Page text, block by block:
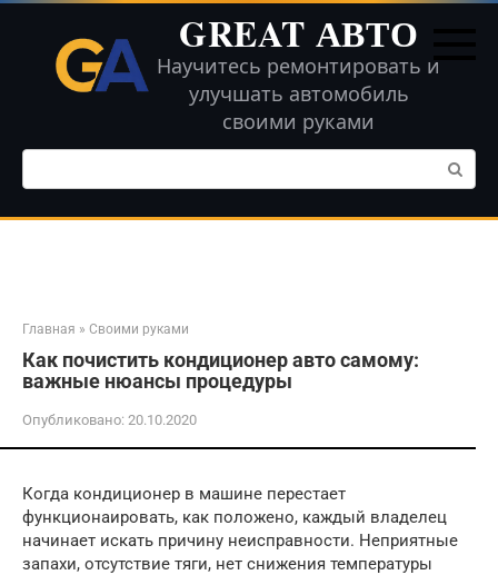
Перейти
контенту
GREAT АВТО
Научитесь ремонтировать и
улучшать автомобиль
своими руками
Поиск:
Главная » Своими руками
Как почистить кондиционер авто самому:
важные нюансы процедуры
Опубликовано: 20.10.2020
Когда кондиционер в машине перестает
функционаировать, как положено, каждый владелец
начинает искать причину неисправности. Неприятные
запахи, отсутствие тяги, нет снижения температуры